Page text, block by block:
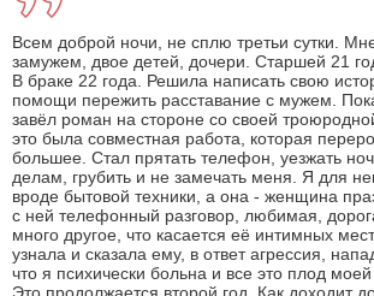
Всем доброй ночи, не сплю третьи сутки.
замужем, двое детей, дочери. Старшей 21
В браке 22 года. Решила написать свою
помощи пережить расставание с мужем.
завёл роман на стороне со своей
это была совместная работа, которая
большее. Стал прятать телефон, уезжать
делам, грубить и не замечать меня. Я для
вроде бытовой техники, а она - женщина
с ней телефонный разговор, любимая,
много другое, что касается её интимных
узнала и сказала ему, в ответ агрессия,
что я психически больна и все это плод
Это продолжается второй год. Как доходит